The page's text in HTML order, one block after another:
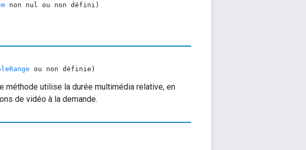
non nul ou non défini)
ou non définie)
méthode utilise la durée multimédia relative, en
de vidéo à la demande.